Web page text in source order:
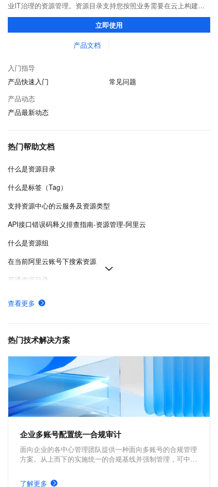
业IT治理的资源管理。资源目录支持您按照业务需要在云上构建企
业业务组织关系，使用资源组和标签可分层次管理云上资源，资源
共享提供在企业成员之间共享云上资源。
立即使用
产品文档
入门指导
产品快速入门
常见问题
产品动态
产品最新动态
热门帮助文档
什么是资源目录
什么是标签（Tag）
支持资源中心的云服务及资源类型
API接口错误码释义排查指南-资源管理-阿里云
什么是资源组
在当前阿里云账号下搜索资源
开通资源目录
创建资源组
什么是资源中心服务关联角色
查看更多
热门技术解决方案
企业多账号配置统一合规审计
面向企业的各中心管理团队提供一种面向多账号的合规管理
方案。从上而下的实施统一的合规基线并强制管理，可中心
的可见性可控性，切实起到监管效力，规避潜在风险。
了解更多